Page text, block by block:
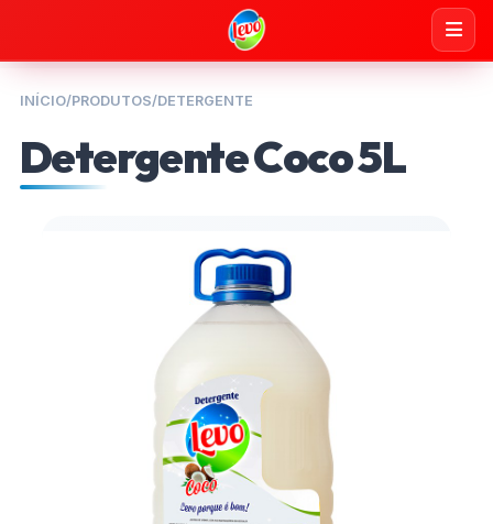
INÍCIO/PRODUTOS/DETERGENTE
Detergente Coco 5L